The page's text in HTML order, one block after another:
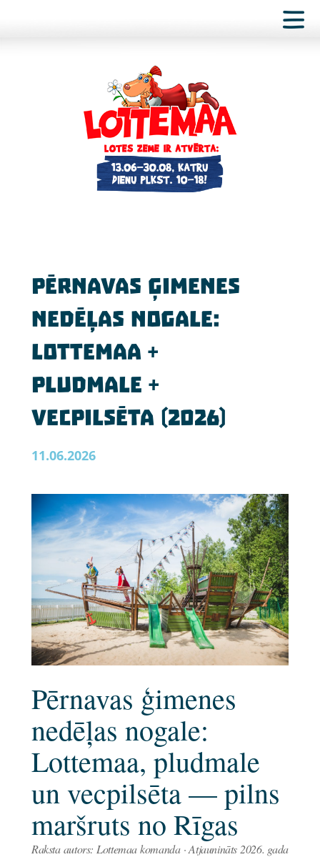
Pērnavas ģimenes
nedēļas nogale:
Lottemaa +
pludmale +
vecpilsēta (2026)
11.06.2026
Pērnavas ģimenes
nedēļas nogale:
Lottemaa, pludmale
un vecpilsēta — pilns
maršruts no Rīgas
Raksta autors: Lottemaa komanda · Atjaunināts 2026. gada